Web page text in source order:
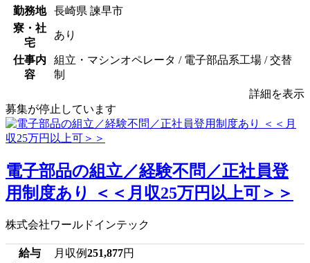
勤務地
長崎県 諫早市
寮・社
宅
あり
仕事内
容
組立・マシンオペレータ / 電子部品系工場 / 交替
制
詳細を表示
募集が停止しています
電子部品の組立／経験不問／正社員登
用制度あり ＜＜月収25万円以上可＞＞
株式会社ワールドインテック
給与 月収例251,877円